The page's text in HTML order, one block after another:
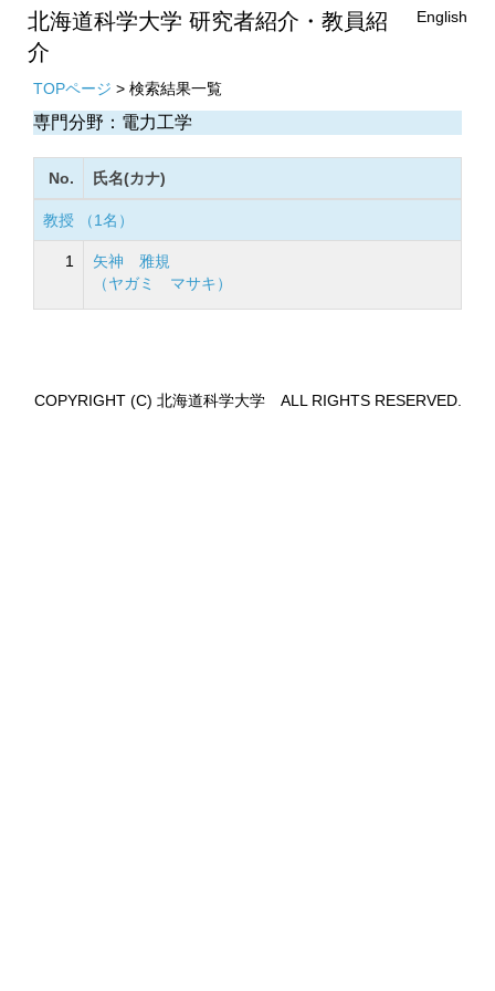
北海道科学大学 研究者紹介・教員紹
介
English
TOPページ > 検索結果一覧
専門分野：電力工学
No. 氏名(カナ)
教授 （1名）
1
矢神 雅規
（ヤガミ マサキ）
COPYRIGHT (C) 北海道科学大学 ALL RIGHTS RESERVED.